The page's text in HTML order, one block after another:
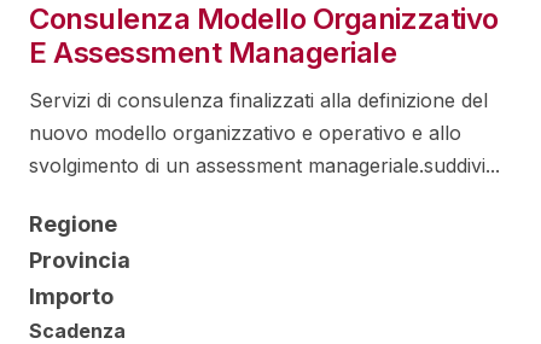
Consulenza Modello Organizzativo
E Assessment Manageriale
Servizi di consulenza finalizzati alla definizione del
nuovo modello organizzativo e operativo e allo
svolgimento di un assessment manageriale.suddivi...
Regione
Provincia
Importo
Scadenza